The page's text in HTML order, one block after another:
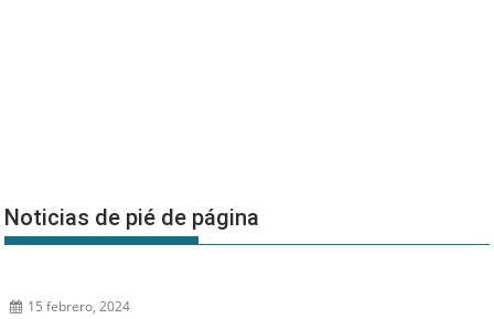
Noticias de pié de página
15 febrero, 2024